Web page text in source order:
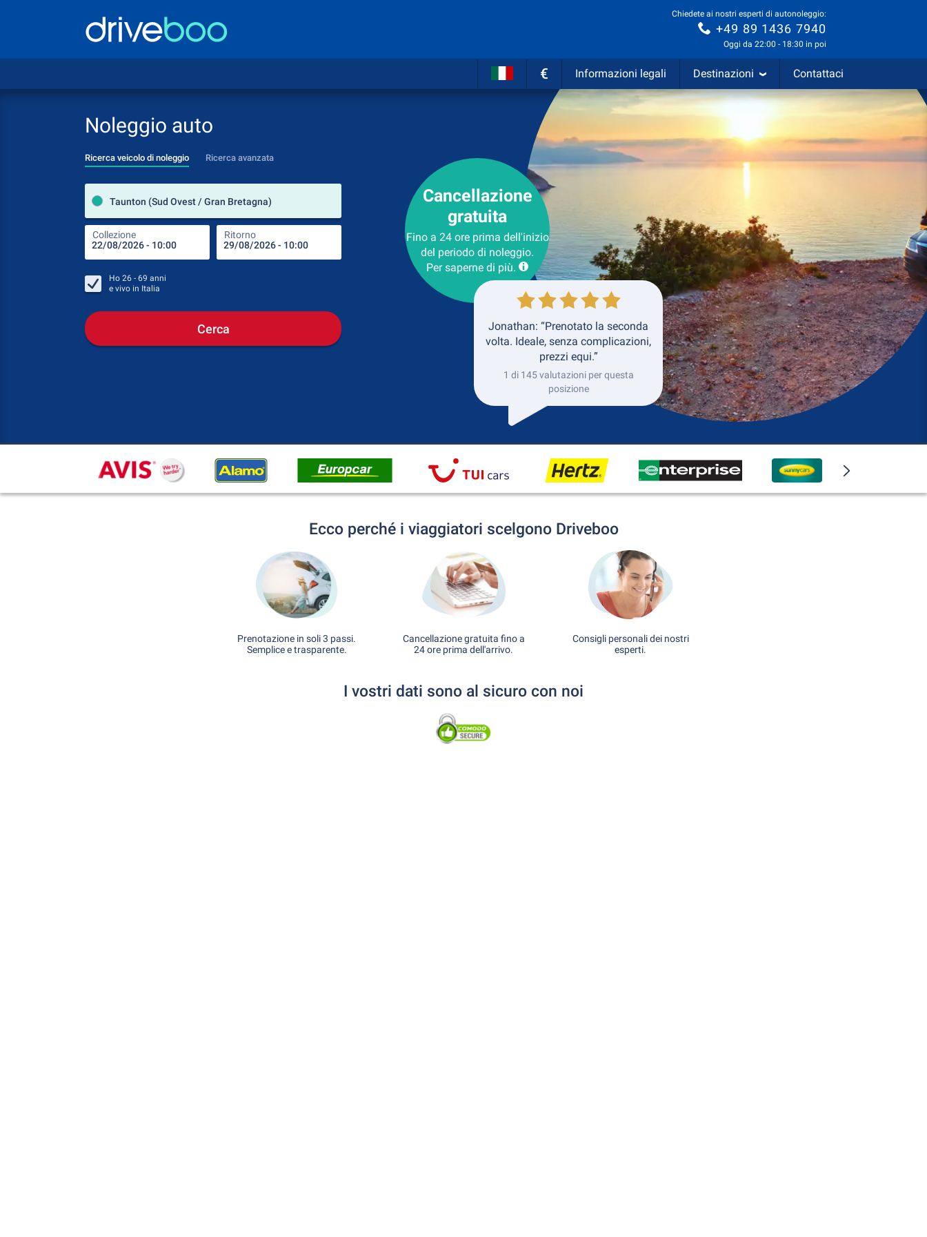
Chiedete ai nostri esperti di autonoleggio:
+49 89 1436 7940
Oggi da 22:00 - 18:30 in poi
€ Informazioni legali Destinazioni Contattaci
Noleggio auto
Ricerca veicolo di noleggio Ricerca avanzata
Taunton (Sud Ovest / Gran Bretagna)
Collezione Ritorno
Luogo del noleggio
Luogo di ritorno
Ritorno
Ho 26 - 69 anni
e vivo in Italia
Cerca
Cancellazione
gratuita
Fino a 24 ore prima dell'inizio
del periodo di noleggio.
Per saperne di più.
Jonathan: “Prenotato la seconda
volta. Ideale, senza complicazioni,
prezzi equi.”
1 di 145 valutazioni per questa
posizione
Ecco perché i viaggiatori scelgono Driveboo
Prenotazione in soli 3 passi.
Semplice e trasparente.
Cancellazione gratuita fino a
24 ore prima dell'arrivo.
Consigli personali dei nostri
esperti.
I vostri dati sono al sicuro con noi